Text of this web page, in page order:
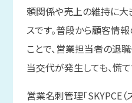
頼関係や売上の維持に大
スです。普段から顧客情
ことで、営業担当者の退
当交代が発生しても、慌
営業名刺管理「SKYPCE（